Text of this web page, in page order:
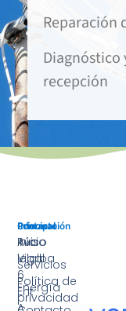
Reparación
Diagnóstico
recepción
Principal
Inicio
Servicios
Energía
Información
Aviso
legal
Política de
privacidad
Contacto
Rúa
Vilalba
6
Ent
A